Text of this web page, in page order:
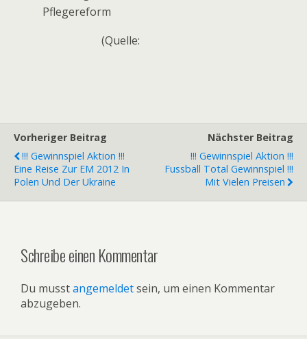
Pflegereform
(Quelle:
Vorheriger Beitrag
!!! Gewinnspiel Aktion !!!
Eine Reise Zur EM 2012 In
Polen Und Der Ukraine
Nächster Beitrag
!!! Gewinnspiel Aktion !!!
Fussball Total Gewinnspiel !!!
Mit Vielen Preisen
Schreibe einen Kommentar
Du musstangemeldetsein, um einen Kommentar
abzugeben.